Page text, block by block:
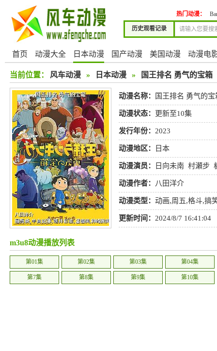
历史观看记录
热门动漫：
首页 动漫大全 日本动漫 国产动漫 美国动漫 动漫电
当前位置： 风车动漫 » 日本动漫 » 国王排名 勇气的宝箱
动漫名称： 国王排名 勇气的宝
动漫状态： 更新至10集
发行年份： 2023
动漫地区： 日本
动漫演员： 日向未南 村瀬步
司 安元洋贵 田所阳向
二 坂本真绫
动漫作者： 八田洋介
动漫类型： 动画,周五,格斗,搞
机械,职业, 同人,少女 轻松, 女
更新时间： 2024/8/7 16:41:04
m3u8动漫播放列表
第01集 第02集 第03集 第04集
第7集 第8集 第9集 第10集